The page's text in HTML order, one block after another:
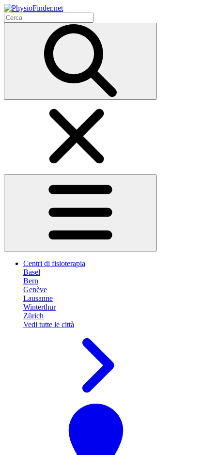
Centri di fisioterapia
Basel
Bern
Genève
Lausanne
Winterthur
Zürich
Vedi tutte le città